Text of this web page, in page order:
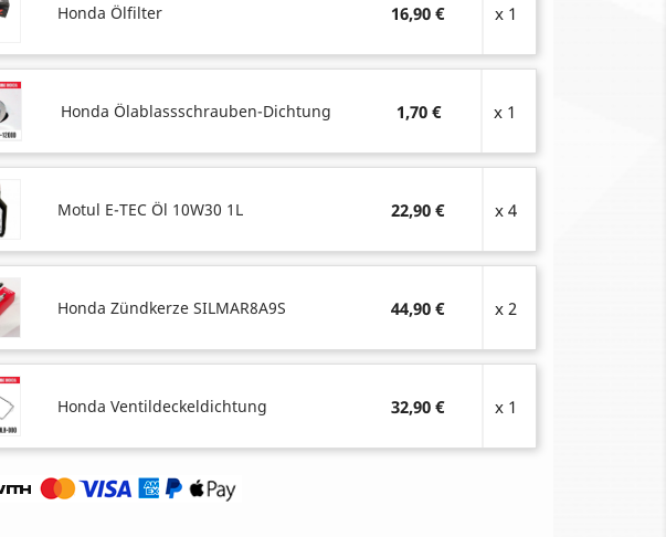
Honda Ölfilter 16,90 € x 1
Honda Ölablassschrauben-Dichtung 1,70 € x 1
Motul E-TEC Öl 10W30 1L 22,90 € x 4
Honda Zündkerze SILMAR8A9S 44,90 € x 2
Honda Ventildeckeldichtung 32,90 € x 1